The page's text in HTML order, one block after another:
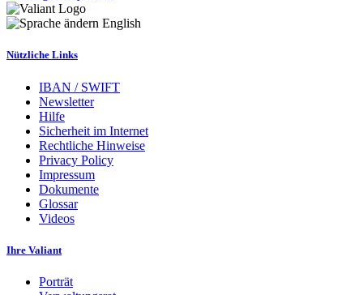
English
Nützliche Links
IBAN / SWIFT
Newsletter
Hilfe
Sicherheit im Internet
Rechtliche Hinweise
Privacy Policy
Impressum
Dokumente
Glossar
Videos
Ihre Valiant
Porträt